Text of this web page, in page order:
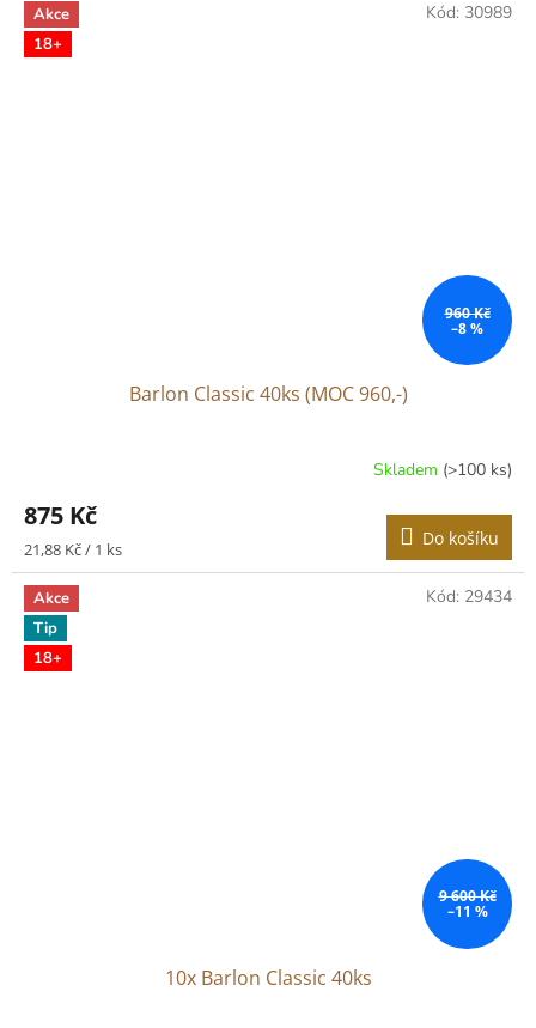
Akce
18+
960 Kč
–8 %
Barlon Classic 40ks (MOC 960,-)
produktu
je
4,3
z
5
hvězdiček.
Skladem (>100 ks)
875 Kč
Měrná
cena:
21,88 Kč / 1 ks Do košíku
Kód: 30989
Akce
Tip
18+
9 600 Kč
–11 %
10x Barlon Classic 40ks
Kód: 29434